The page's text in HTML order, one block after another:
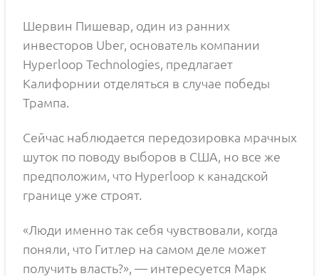
Шервин Пишевар, один из ранних
инвесторов Uber, основатель компании
Hyperloop Technologies, предлагает
Калифорнии отделяться в случае победы
Трампа.
Сейчас наблюдается передозировка мрачных
шуток по поводу выборов в США, но все же
предположим, что Hyperloop к канадской
границе уже строят.
«Люди именно так себя чувствовали, когда
поняли, что Гитлер на самом деле может
получить власть?», — интересуется Марк